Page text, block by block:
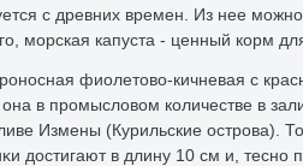
с древних времен. Из нее
морская капуста - ценный корм
фиолетοвο-кичневая с
в промыслοвοм количестве в
Измены (Курильские острова).
дοстигают в длину 10 см и, тесно